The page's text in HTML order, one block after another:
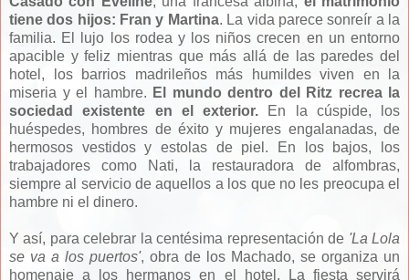
tiene dos hijos: Fran y Martina. La vida parece sonreír a la
familia. El lujo los rodea y los niños crecen en un entorno
apacible y feliz mientras que más allá de las paredes del
hotel, los barrios madrileños más humildes viven en la
miseria y el hambre. El mundo dentro del Ritz recrea la
sociedad existente en el exterior. En la cúspide, los
huéspedes, hombres de éxito y mujeres engalanadas, de
hermosos vestidos y estolas de piel. En los bajos, los
trabajadores como Nati, la restauradora de alfombras,
siempre al servicio de aquellos a los que no les preocupa el
hambre ni el dinero.
Y así, para celebrar la centésima representación de 'La Lola
se va a los puertos', obra de los Machado, se organiza un
homenaje a los hermanos en el hotel. La fiesta servirá